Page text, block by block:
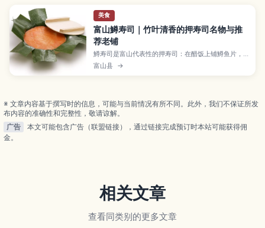
美食
富山鱒寿司｜竹叶清香的押寿司名物与推
荐老铺
鱒寿司是富山代表性的押寿司：在醋饭上铺鱒鱼片，
再用竹叶包裹，清香十足，也是经典车站便当。不同
店家在鱼的腌制与醋饭比例上各有讲究。本文介绍鱒
富山县 →
※ 文章内容基于撰写时的信息，可能与当前情况有所不同。此外，我们不保证所发
布内容的准确性和完整性，敬请谅解。
广告
本文可能包含广告（联盟链接），通过链接完成预订时本站可能获得佣
金。
相关文章
查看同类别的更多文章